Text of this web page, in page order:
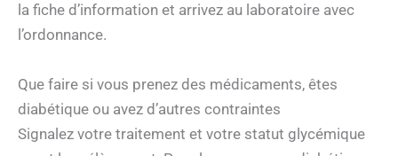
la fiche d’information et arrivez au laboratoire avec
l’ordonnance.
Que faire si vous prenez des médicaments, êtes
diabétique ou avez d’autres contraintes
Signalez votre traitement et votre statut glycémique